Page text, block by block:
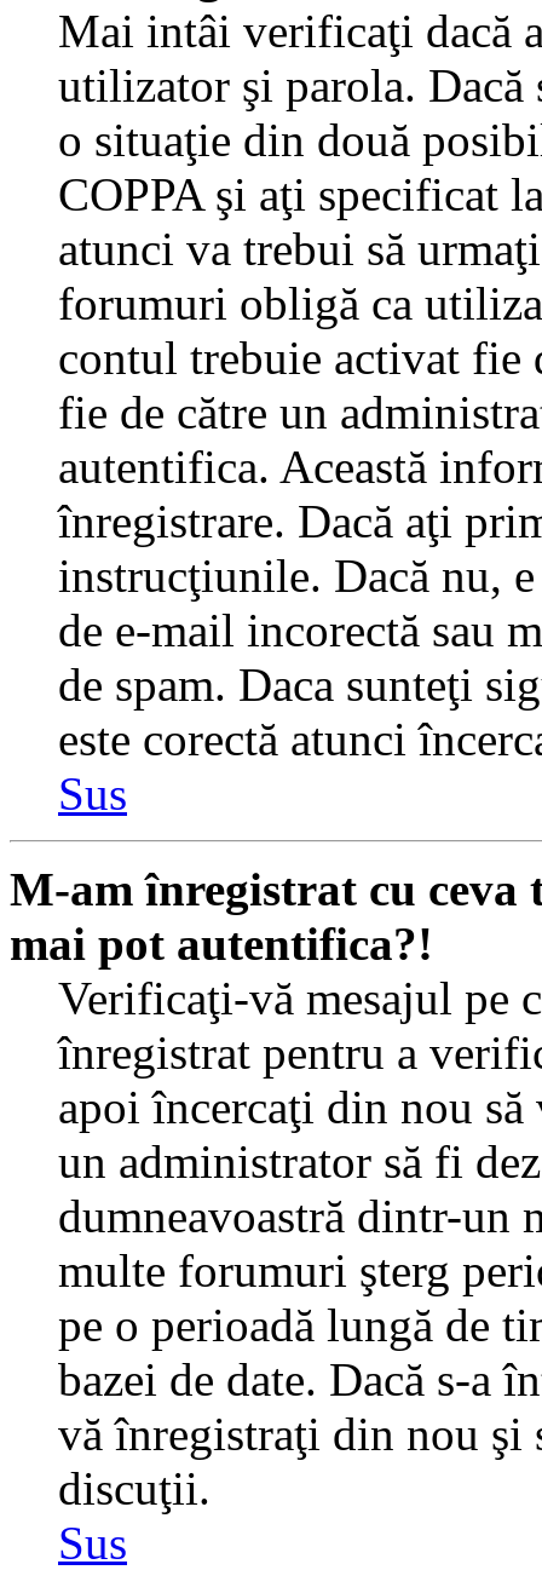
Mai intâi verificaţi dacă
utilizator şi parola. Dacă
o situaţie din două
COPPA şi aţi specificat
atunci va trebui să
forumuri obligă ca
contul trebuie activat fie
fie de către un
autentifica. Această
înregistrare. Dacă aţi
instrucţiunile. Dacă nu,
de e-mail incorectă sau
de spam. Daca sunteţi
este corectă atunci
Sus
M-am înregistrat cu
mai pot autentifica?!
Verificaţi-vă mesajul pe
înregistrat pentru a
apoi încercaţi din nou
un administrator să fi
dumneavoastră dintr-un
multe forumuri şterg
pe o perioadă lungă de
bazei de date. Dacă s-a
vă înregistraţi din nou
discuţii.
Sus